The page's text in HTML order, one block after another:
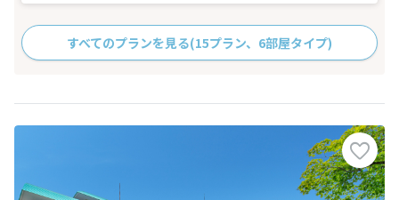
すべてのプランを見る(15プラン、6部屋タイプ)